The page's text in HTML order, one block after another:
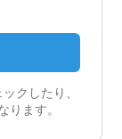
クしたり、
ります。